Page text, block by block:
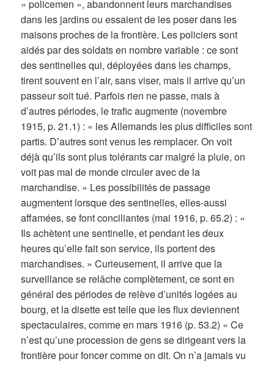
« policemen », abandonnent leurs marchandises
dans les jardins ou essaient de les poser dans les
maisons proches de la frontière. Les policiers sont
aidés par des soldats en nombre variable : ce sont
des sentinelles qui, déployées dans les champs,
tirent souvent en l’air, sans viser, mais il arrive qu’un
passeur soit tué. Parfois rien ne passe, mais à
d’autres périodes, le trafic augmente (novembre
1915, p. 21.1) : « les Allemands les plus difficiles sont
partis. D’autres sont venus les remplacer. On voit
déjà qu’ils sont plus tolérants car malgré la pluie, on
voit pas mal de monde circuler avec de la
marchandise. » Les possibilités de passage
augmentent lorsque des sentinelles, elles-aussi
affamées, se font conciliantes (mai 1916, p. 65.2) : «
Ils achètent une sentinelle, et pendant les deux
heures qu’elle fait son service, ils portent des
marchandises. » Curieusement, il arrive que la
surveillance se relâche complètement, ce sont en
général des périodes de relève d’unités logées au
bourg, et la disette est telle que les flux deviennent
spectaculaires, comme en mars 1916 (p. 53.2) « Ce
n’est qu’une procession de gens se dirigeant vers la
frontière pour foncer comme on dit. On n’a jamais vu